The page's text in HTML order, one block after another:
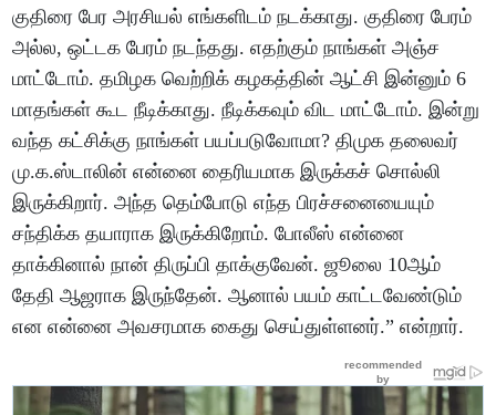
குதிரை பேர அரசியல் எங்களிடம் நடக்காது. குதிரை பேரம்
அல்ல, ஒட்டக பேரம் நடந்தது. எதற்கும் நாங்கள் அஞ்ச
மாட்டோம். தமிழக வெற்றிக் கழகத்தின் ஆட்சி இன்னும் 6
மாதங்கள் கூட நீடிக்காது. நீடிக்கவும் விட மாட்டோம். இன்று
வந்த கட்சிக்கு நாங்கள் பயப்படுவோமா? திமுக தலைவர்
மு.க.ஸ்டாலின் என்னை தைரியமாக இருக்கச் சொல்லி
இருக்கிறார். அந்த தெம்போடு எந்த பிரச்சனையையும்
சந்திக்க தயாராக இருக்கிறோம். போலீஸ் என்னை
தாக்கினால் நான் திருப்பி தாக்குவேன். ஜூலை 10ஆம்
தேதி ஆஜராக இருந்தேன். ஆனால் பயம் காட்டவேண்டும்
என என்னை அவசரமாக கைது செய்துள்ளனர்.” என்றார்.